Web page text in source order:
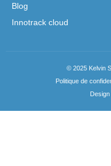
Blog
Innotrack cloud
© 2025 Kelvin
Politique de